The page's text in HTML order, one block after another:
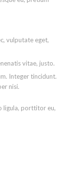
vulputate eget,
vitae, justo.
Integer tincidunt.
nisi.
ligula, porttitor eu,